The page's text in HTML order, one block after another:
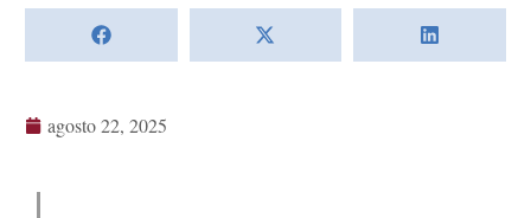
agosto 22, 2025